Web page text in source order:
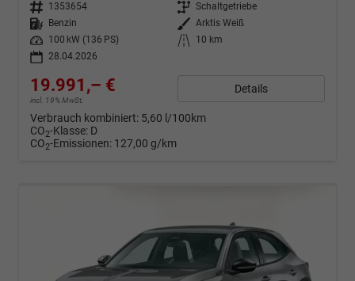
Fahrzeugnr. 1353654 Getriebe Schaltgetriebe
Kraftstoff
Benzin Außenfarbe Arktis Weiß
Leistung
100 kW (136 PS) Kilometerstand
10 km
28.04.2026
19.991,– €
incl. 19% MwSt.
Details
Verbrauch kombiniert: 5,60 l/100km
CO2-Klasse: D
CO2-Emissionen: 127,00 g/km